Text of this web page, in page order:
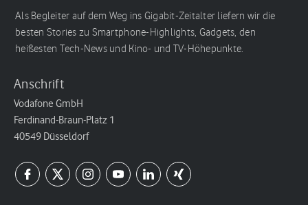
Als Begleiter auf dem Weg ins Gigabit-Zeitalter liefern wir die
besten Stories zu Smartphone-Highlights, Gadgets, den
heißesten Tech-News und Kino- und TV-Höhepunkte.
Anschrift
Vodafone GmbH
Ferdinand-Braun-Platz 1
40549 Düsseldorf